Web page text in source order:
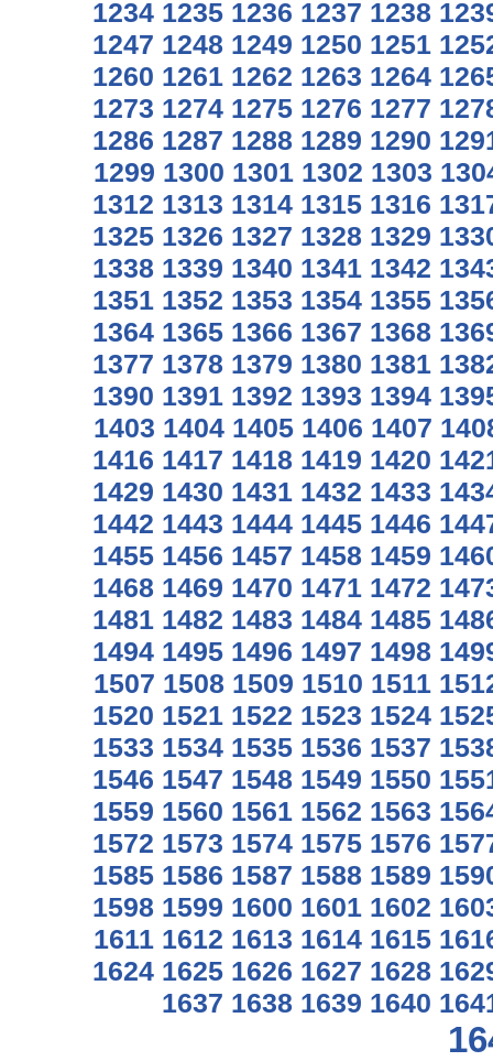
1234 1235 1236 1237 1238
1247 1248 1249 1250 1251
1260 1261 1262 1263 1264
1273 1274 1275 1276 1277
1286 1287 1288 1289 1290
1299 1300 1301 1302 1303
1312 1313 1314 1315 1316
1325 1326 1327 1328 1329
1338 1339 1340 1341 1342
1351 1352 1353 1354 1355
1364 1365 1366 1367 1368
1377 1378 1379 1380 1381
1390 1391 1392 1393 1394
1403 1404 1405 1406 1407
1416 1417 1418 1419 1420
1429 1430 1431 1432 1433
1442 1443 1444 1445 1446
1455 1456 1457 1458 1459
1468 1469 1470 1471 1472
1481 1482 1483 1484 1485
1494 1495 1496 1497 1498
1507 1508 1509 1510 1511
1520 1521 1522 1523 1524
1533 1534 1535 1536 1537
1546 1547 1548 1549 1550
1559 1560 1561 1562 1563
1572 1573 1574 1575 1576
1585 1586 1587 1588 1589
1598 1599 1600 1601 1602
1611 1612 1613 1614 1615
1624 1625 1626 1627 1628
1637 1638 1639 1640